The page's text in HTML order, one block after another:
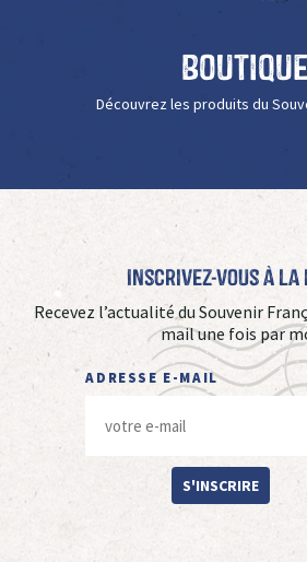
Boutique
Découvrez les produits du
Inscrivez-vous à
Recevez l’actualité du Souvenir
mail une fois par
ADRESSE E-MAIL
S'INSCRIRE